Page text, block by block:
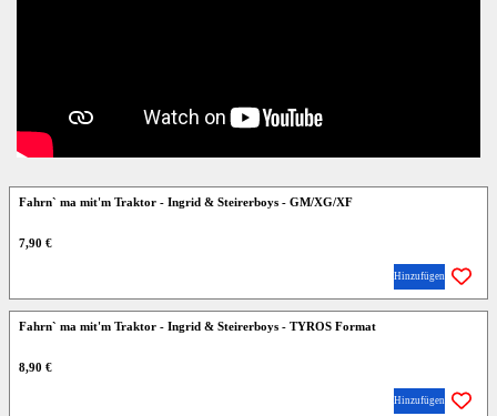
Fahrn` ma mit'm Traktor - Ingrid & Steirerboys - GM/XG/XF
7,90 €
Hinzufügen
Fahrn` ma mit'm Traktor - Ingrid & Steirerboys - TYROS Format
8,90 €
Hinzufügen